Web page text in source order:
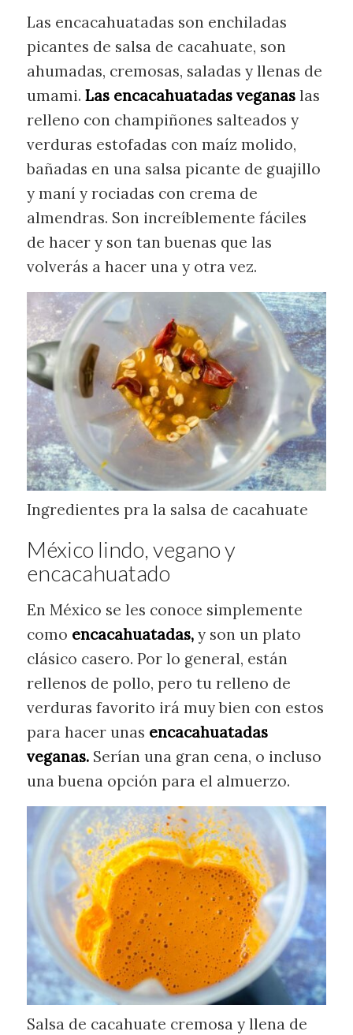
Las encacahuatadas son enchiladas
picantes de salsa de cacahuate, son
ahumadas, cremosas, saladas y llenas de
umami. Las encacahuatadas veganaslas
relleno con champiñones salteados y
verduras estofadas con maíz molido,
bañadas en una salsa picante de guajillo
y maní y rociadas con crema de
almendras. Son increíblemente fáciles
de hacer y son tan buenas que las
volverás a hacer una y otra vez.
Ingredientes pra la salsa de cacahuate
México lindo, vegano y
encacahuatado
En México se les conoce simplemente
como encacahuatadas,y son un plato
clásico casero. Por lo general, están
rellenos de pollo, pero tu relleno de
verduras favorito irá muy bien con estos
para hacer unas encacahuatadas
veganas.Serían una gran cena, o incluso
una buena opción para el almuerzo.
Salsa de cacahuate cremosa y llena de